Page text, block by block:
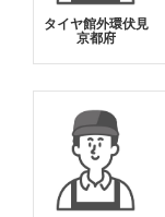
タイヤ館外環伏見
京都府